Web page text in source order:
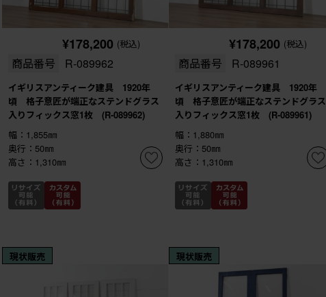
¥178,200 (税込)
商品番号 R-089962
イギリスアンティーク建具 1920年
頃 格子意匠が端正なステンドグラス
入りフィックス窓1枚 (R-089962)
幅：1,855㎜
奥行：50㎜
高さ：1,310㎜
¥178,200 (税込)
商品番号 R-089961
イギリスアンティーク建具 1920年
頃 格子意匠が端正なステンドグラス
入りフィックス窓1枚 (R-089961)
幅：1,880㎜
奥行：50㎜
高さ：1,310㎜
現状販売 現状販売